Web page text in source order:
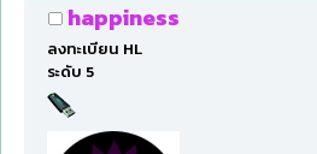
happiness
ลงทะเบียน HL
ระดับ 5